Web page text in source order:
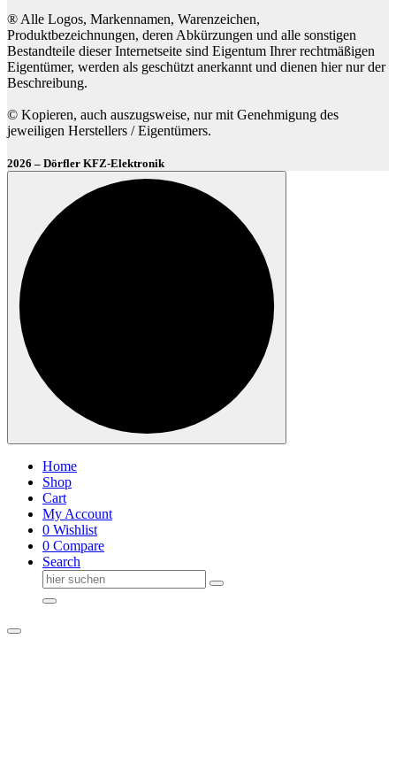
® Alle Logos, Markennamen, Warenzeichen,
Produktbezeichnungen, deren Abkürzungen und alle sonstigen
Bestandteile dieser Internetseite sind Eigentum Ihrer rechtmäßigen
Eigentümer, werden als geschützt anerkannt und dienen hier nur der
Beschreibung.
© Kopieren, auch auszugsweise, nur mit Genehmigung des
jeweiligen Herstellers / Eigentümers.
2026 – Dörfler KFZ-Elektronik
Home
Shop
Cart
My Account
0 Wishlist
0 Compare
Search
Suche
nach: